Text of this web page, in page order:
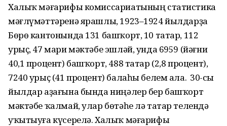
Халыҡ мәғарифы комиссариатының статистика
мәғлүмәттәренә ярашлы, 1923–1924 йылдарҙа
Бөрө кантонында 131 башҡорт, 10 татар, 112
урыҫ, 47 мари мәктәбе эшләй, унда 6959 (йәғни
40,1 процент) башҡорт, 488 татар (2,8 процент),
7240 урыҫ (41 процент) балаһы белем ала. Ә 30-сы
йылдар аҙағына бында ниңәлер бер башҡорт
мәктәбе ҡалмай, улар бөтәһе лә татар телендә
уҡытыуға күсерелә. Халыҡ мәғарифы